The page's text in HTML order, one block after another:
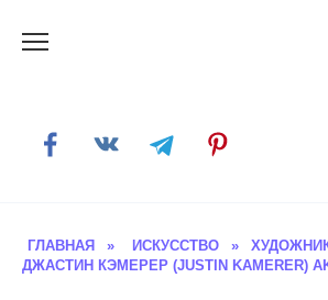
ГЛАВНАЯ » ИСКУССТВО »
ДЖАСТИН КЭМЕРЕР (JUSTIN KAMERER)